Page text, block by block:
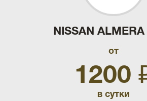
NISSAN ALMERA
от
1200
в сутки